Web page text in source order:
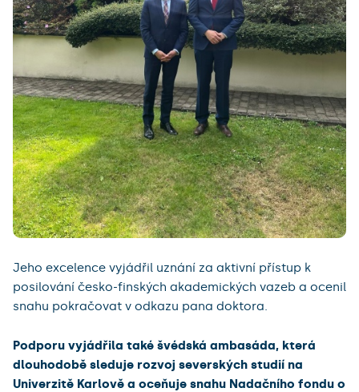
Jeho excelence vyjádřil uznání za aktivní přístup k
posilování česko-finských akademických vazeb a ocenil
snahu pokračovat v odkazu pana doktora.
Podporu vyjádřila také švédská ambasáda, která
dlouhodobě sleduje rozvoj severských studií na
Univerzitě Karlově a oceňuje snahu Nadačního fondu o